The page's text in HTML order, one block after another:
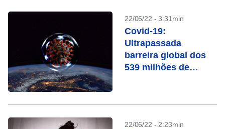
22/06/22 - 3:31min
Covid-19:
Ultrapassada
barreira global dos
539 milhões de
22/06/22 - 2:23min